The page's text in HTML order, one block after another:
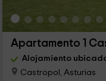
Apartamento 1
Alojamiento ubicado
Castropol, Asturias